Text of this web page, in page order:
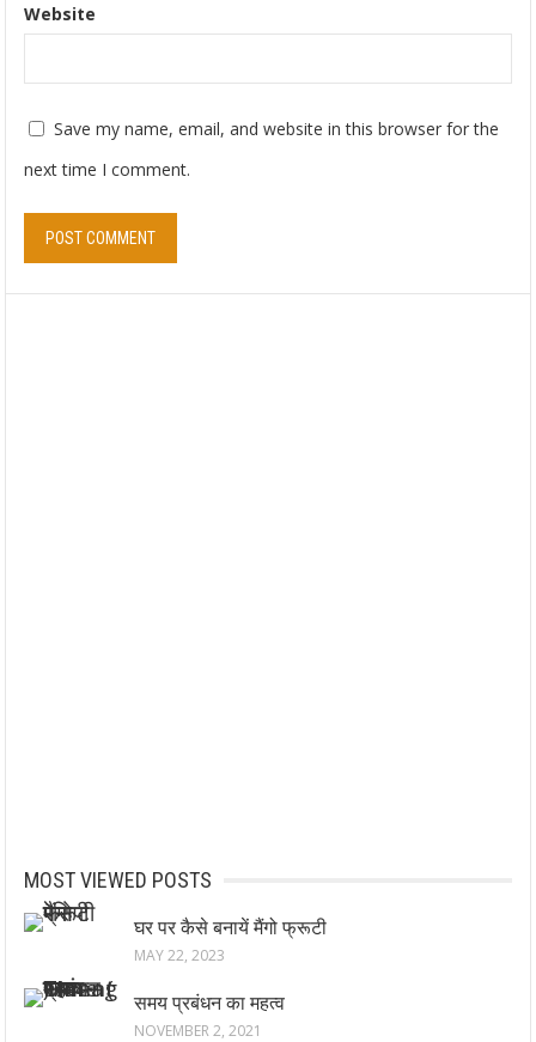
Website
Save my name, email, and website in this browser for the
next time I comment.
MOST VIEWED POSTS
घर पर कैसे बनायें मैंगो फ्रूटी
MAY 22, 2023
समय प्रबंधन का महत्व
NOVEMBER 2, 2021